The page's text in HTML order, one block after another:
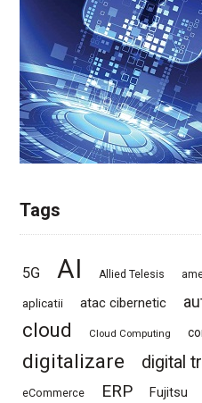
Tags
5G AI Allied Telesis
aplicatii atac cibernetic
cloud Cloud Computing
digitalizare digital
eCommerce ERP Fujitsu